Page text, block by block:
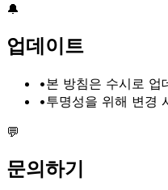
🔔
업데이트
•본 방침은 수시로 업
•투명성을 위해 변경
💬
문의하기